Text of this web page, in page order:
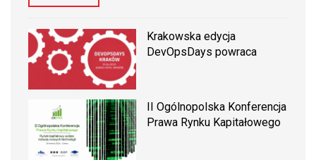
Krakowska edycja
DevOpsDays powraca
II Ogólnopolska Konferencja
Prawa Rynku Kapitałowego